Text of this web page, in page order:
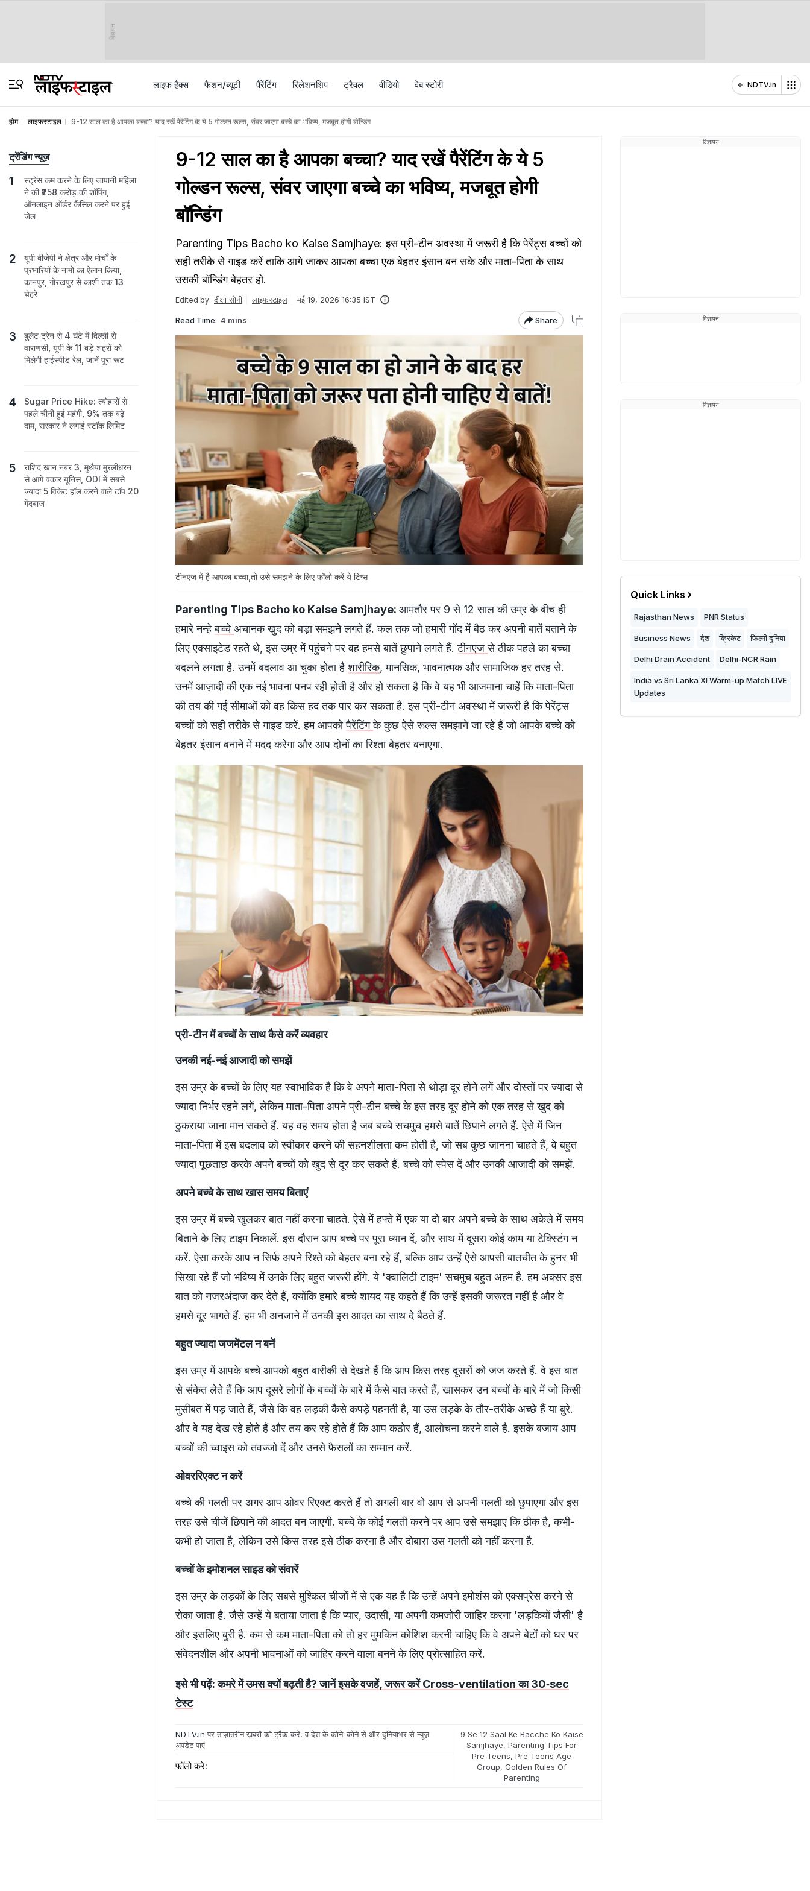
विज्ञापन
लाइफ हैक्स फैशन/ब्‍यूटी पैरेंटिंग रिलेशनशिप ट्रैवल वीड‍ियो वेब स्टोरी NDTV.in
होम लाइफस्टाइल 9-12 साल का है आपका बच्चा? याद रखें पैरेंटिंग के ये 5 गोल्डन रूल्स, संवर जाएगा बच्चे का भविष्य, मजबूत होगी बॉन्डिंग
9-12 साल का है आपका बच्चा? याद रखें पैरेंटिंग के ये 5
गोल्डन रूल्स, संवर जाएगा बच्चे का भविष्य, मजबूत होगी
बॉन्डिंग
Parenting Tips Bacho ko Kaise Samjhaye: इस प्री-टीन अवस्था में जरूरी है कि पेरेंट्स बच्चों को
सही तरीके से गाइड करें ताकि आगे जाकर आपका बच्चा एक बेहतर इंसान बन सके और माता-पिता के साथ
उसकी बॉन्डिंग बेहतर हो.
Edited by: दीक्षा सोनी लाइफस्टाइल मई 19, 2026 16:35 IST
Read Time: 4 mins Share
टीनएज में है आपका बच्चा,तो उसे समझने के लिए फॉलो करें ये टिप्स
Parenting Tips Bacho ko Kaise Samjhaye: आमतौर पर 9 से 12 साल की उम्र के बीच ही
हमारे नन्हेबच्चेअचानक खुद को बड़ा समझने लगते हैं. कल तक जो हमारी गोंद में बैठ कर अपनी बातें बताने के
लिए एक्साइटेड रहते थे, इस उम्र में पहुंचने पर वह हमसे बातें छुपाने लगते हैं.टीनएजसे ठीक पहले का बच्चा
बदलने लगता है. उनमें बदलाव आ चुका होता हैशारीरिक, मानसिक, भावनात्मक और सामाजिक हर तरह से.
उनमें आज़ादी की एक नई भावना पनप रही होती है और हो सकता है कि वे यह भी आजमाना चाहें कि माता-पिता
की तय की गई सीमाओं को वह किस हद तक पार कर सकता है. इस प्री-टीन अवस्था में जरूरी है कि पेरेंट्स
बच्चों को सही तरीके से गाइड करें. हम आपकोपैरेंटिंगके कुछ ऐसे रूल्स समझाने जा रहे हैं जो आपके बच्चे को
बेहतर इंसान बनाने में मदद करेगा और आप दोनों का रिश्ता बेहतर बनाएगा.
प्री-टीन में बच्चों के साथ कैसे करें व्यवहार
उनकी नई-नई आजादी को समझें
इस उम्र के बच्चों के लिए यह स्वाभाविक है कि वे अपने माता-पिता से थोड़ा दूर होने लगें और दोस्तों पर ज्यादा से
ज्यादा निर्भर रहने लगें, लेकिन माता-पिता अपने प्री-टीन बच्चे के इस तरह दूर होने को एक तरह से खुद को
ठुकराया जाना मान सकते हैं. यह वह समय होता है जब बच्चे सचमुच हमसे बातें छिपाने लगते हैं. ऐसे में जिन
माता-पिता में इस बदलाव को स्वीकार करने की सहनशीलता कम होती है, जो सब कुछ जानना चाहते हैं, वे बहुत
ज्यादा पूछताछ करके अपने बच्चों को खुद से दूर कर सकते हैं. बच्चे को स्पेस दें और उनकी आजादी को समझें.
अपने बच्चे के साथ खास समय बिताएं
इस उम्र में बच्चे खुलकर बात नहीं करना चाहते. ऐसे में हफ्ते में एक या दो बार अपने बच्चे के साथ अकेले में समय
बिताने के लिए टाइम निकालें. इस दौरान आप बच्चे पर पूरा ध्यान दें, और साथ में दूसरा कोई काम या टेक्स्टिंग न
करें. ऐसा करके आप न सिर्फ अपने रिश्ते को बेहतर बना रहे हैं, बल्कि आप उन्हें ऐसे आपसी बातचीत के हुनर ​​भी
सिखा रहे हैं जो भविष्य में उनके लिए बहुत जरूरी होंगे. ये 'क्वालिटी टाइम' सचमुच बहुत अहम है. हम अक्सर इस
बात को नजरअंदाज कर देते हैं, क्योंकि हमारे बच्चे शायद यह कहते हैं कि उन्हें इसकी जरूरत नहीं है और वे
हमसे दूर भागते हैं. हम भी अनजाने में उनकी इस आदत का साथ दे बैठते हैं.
बहुत ज्यादा जजमेंटल न बनें
इस उम्र में आपके बच्चे आपको बहुत बारीकी से देखते हैं कि आप किस तरह दूसरों को जज करते हैं. वे इस बात
से संकेत लेते हैं कि आप दूसरे लोगों के बच्चों के बारे में कैसे बात करते हैं, खासकर उन बच्चों के बारे में जो किसी
मुसीबत में पड़ जाते हैं, जैसे कि वह लड़की कैसे कपड़े पहनती है, या उस लड़के के तौर-तरीके अच्छे हैं या बुरे.
और वे यह देख रहे होते हैं और तय कर रहे होते हैं कि आप कठोर हैं, आलोचना करने वाले है. इसके बजाय आप
बच्चों की च्वाइस को तवज्जो दें और उनसे फैसलों का सम्मान करें.
ओवररिएक्ट न करें
बच्चे की गलती पर अगर आप ओवर रिएक्ट करते हैं तो अगली बार वो आप से अपनी गलती को छुपाएगा और इस
तरह उसे चीजें छिपाने की आदत बन जाएगी. बच्चे के कोई गलती करने पर आप उसे समझाए कि ठीक है, कभी-
कभी हो जाता है, लेकिन उसे किस तरह इसे ठीक करना है और दोबारा उस गलती को नहीं करना है.
बच्चों के इमोशनल साइड को संवारें
इस उम्र के लड़कों के लिए सबसे मुश्किल चीजों में से एक यह है कि उन्हें अपने इमोशंस को एक्सप्रेस करने से
रोका जाता है. जैसे उन्हें ये बताया जाता है कि प्यार, उदासी, या अपनी कमजोरी जाहिर करना 'लड़कियों जैसी' है
और इसलिए बुरी है. कम से कम माता-पिता को तो हर मुमकिन कोशिश करनी चाहिए कि वे अपने बेटों को घर पर
संवेदनशील और अपनी भावनाओं को जाहिर करने वाला बनने के लिए प्रोत्साहित करें.
इसे भी पढ़ें:कमरे में उमस क्यों बढ़ती है? जानें इसके वजहें, जरूर करें Cross-ventilation का 30‑sec
टेस्ट
NDTV.in पर ताज़ातरीन ख़बरों को ट्रैक करें, व देश के कोने-कोने से और दुनियाभर से न्यूज़
अपडेट पाएं
फॉलो करे:
9 Se 12 Saal Ke Bacche Ko Kaise
Samjhaye,Parenting Tips For
Pre Teens,Pre Teens Age
Group,Golden Rules Of
Parenting
ट्रेंडिंग न्यूज़
स्ट्रेस कम करने के लिए जापानी महिला
ने की ₹258 करोड़ की शॉपिंग,
ऑनलाइन ऑर्डर कैंसिल करने पर हुई
जेल
यूपी बीजेपी ने क्षेत्र और मोर्चों के
प्रभारियों के नामों का ऐलान किया,
कानपुर, गोरखपुर से काशी तक 13
चेहरे
बुलेट ट्रेन से 4 घंटे में दिल्ली से
वाराणसी, यूपी के 11 बड़े शहरों को
मिलेगी हाईस्पीड रेल, जानें पूरा रूट
Sugar Price Hike: त्योहारों से
पहले चीनी हुई महंगी, 9% तक बढ़े
दाम, सरकार ने लगाई स्टॉक लिमिट
राशिद खान नंबर 3, मुथैया मुरलीधरन
से आगे वकार यूनिस, ODI में सबसे
ज्यादा 5 विकेट हॉल करने वाले टॉप 20
गेंदबाज
विज्ञापन
विज्ञापन
विज्ञापन
Quick Links
Rajasthan News PNR Status
Business News देश क्रिकेट फिल्मी दुनिया
Delhi Drain Accident Delhi-NCR Rain
India vs Sri Lanka XI Warm-up Match LIVE
Updates